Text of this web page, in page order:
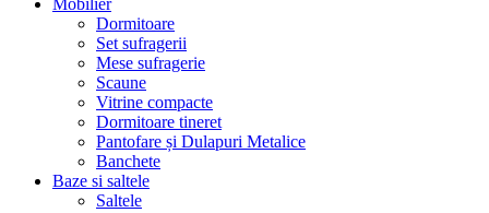
Mobilier
Dormitoare
Set sufragerii
Mese sufragerie
Scaune
Vitrine compacte
Dormitoare tineret
Pantofare și Dulapuri Metalice
Banchete
Baze si saltele
Saltele